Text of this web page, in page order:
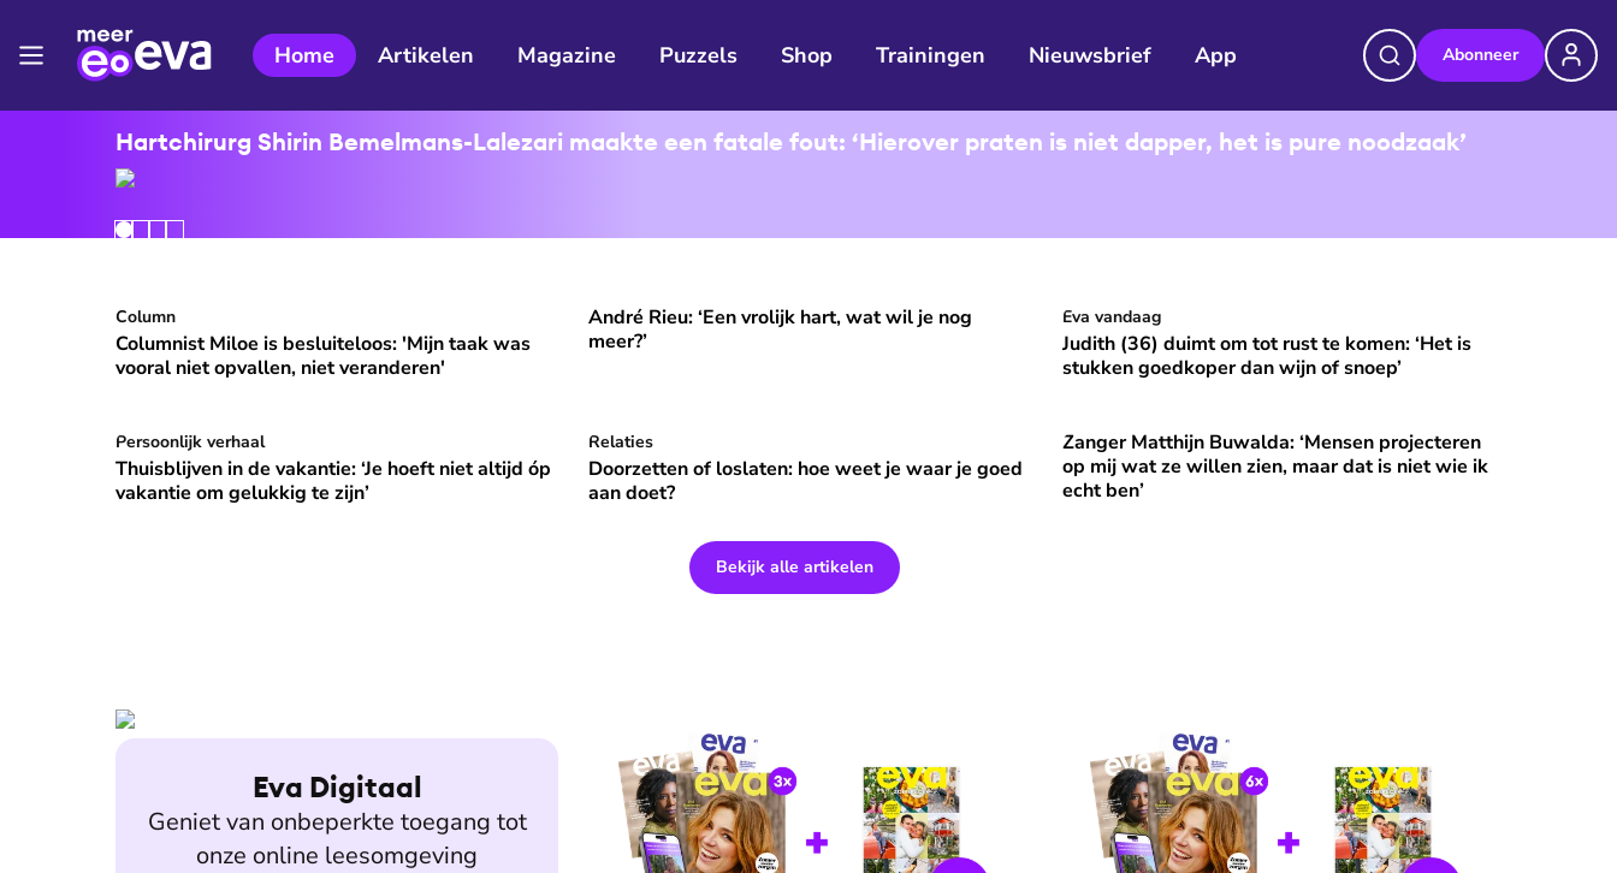
Home Artikelen Magazine Puzzels Shop Trainingen Nieuwsbrief App Abonneer
Hartchirurg Shirin Bemelmans-Lalezari maakte een fatale fout: ‘Hierover praten is niet dapper, het is pure noodzaak’
Columnist Miloe is besluiteloos: 'Mijn taak was vooral niet opvallen, niet veranderen'
⭐ Premium
Column
Columnist Miloe is besluiteloos: 'Mijn taak was
vooral niet opvallen, niet veranderen'
André Rieu: ‘Een vrolijk hart, wat wil je nog meer?’
⭐ Premium
André Rieu: ‘Een vrolijk hart, wat wil je nog
meer?’
Judith (36) duimt om tot rust te komen: ‘Het is stukken
⭐Premium
Eva vandaag
Judith (36) duimt om tot rust te komen: ‘Het is
stukken goedkoper dan wijn of snoep’
Thuisblijven in de vakantie: ‘Je hoeft niet altijd óp vakantie om gelukkig te zijn’
Persoonlijk verhaal
Thuisblijven in de vakantie: ‘Je hoeft niet altijd óp
vakantie om gelukkig te zijn’
Doorzetten of loslaten: hoe weet je waar je goed aan doet?
⭐
Relaties
Doorzetten of loslaten: hoe weet je waar je goed
aan doet?
Zanger Matthijn Buwalda: ‘Mensen projecteren op mij wat ze
⭐Premium
Zanger Matthijn Buwalda: ‘Mensen projecteren
op mij wat ze willen zien, maar dat is niet wie ik
echt ben’
Bekijk alle artikelen
Eva Digitaal
Geniet van onbeperkte toegang tot
onze online leesomgeving